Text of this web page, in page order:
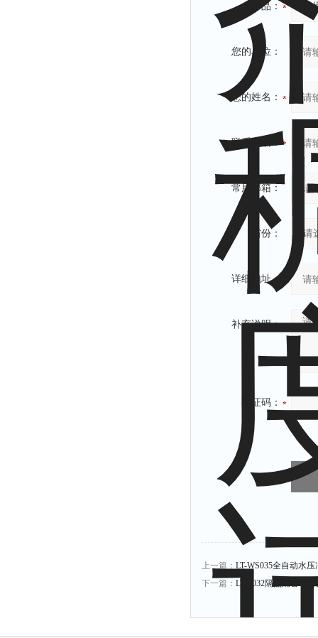
产品：
您的单位：
您的姓名：
联系电话：
常用邮箱：
省份：
详细地址：
补充说明：
验证码：
上一篇： LT-WS035全自动水
下一篇： LT-L032隔热隔音材